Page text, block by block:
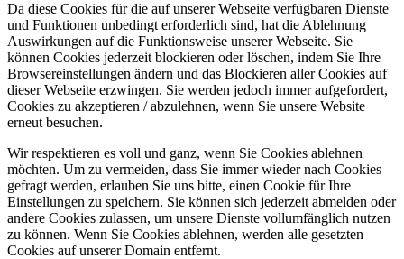
Da diese Cookies für die auf unserer Webseite verfügbaren Dienste
und Funktionen unbedingt erforderlich sind, hat die Ablehnung
Auswirkungen auf die Funktionsweise unserer Webseite. Sie
können Cookies jederzeit blockieren oder löschen, indem Sie Ihre
Browsereinstellungen ändern und das Blockieren aller Cookies auf
dieser Webseite erzwingen. Sie werden jedoch immer aufgefordert,
Cookies zu akzeptieren / abzulehnen, wenn Sie unsere Website
erneut besuchen.
Wir respektieren es voll und ganz, wenn Sie Cookies ablehnen
möchten. Um zu vermeiden, dass Sie immer wieder nach Cookies
gefragt werden, erlauben Sie uns bitte, einen Cookie für Ihre
Einstellungen zu speichern. Sie können sich jederzeit abmelden oder
andere Cookies zulassen, um unsere Dienste vollumfänglich nutzen
zu können. Wenn Sie Cookies ablehnen, werden alle gesetzten
Cookies auf unserer Domain entfernt.